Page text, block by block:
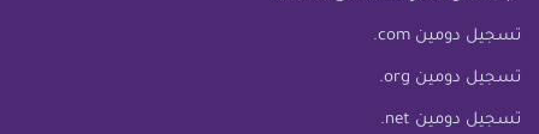
تسجيل دومين com.
تسجيل دومين org.
تسجيل دومين net.